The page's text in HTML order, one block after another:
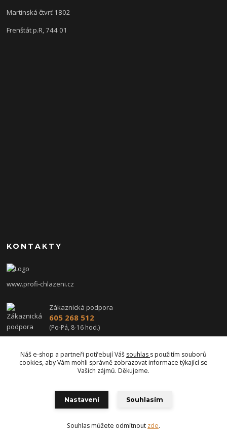
Martinská čtvrť 1802
Frenštát p.R, 744 01
KONTAKTY
www.profi-chlazeni.cz
Zákaznická podpora
605 268 512
(Po-Pá, 8-16 hod.)
Náš e-shop a partneři potřebují Váš souhlas s použitím souborů
cookies, aby Vám mohli správně zobrazovat informace týkající se
Vašich zájmů. Děkujeme.
Nastavení Souhlasím
Souhlas můžete odmítnout zde.